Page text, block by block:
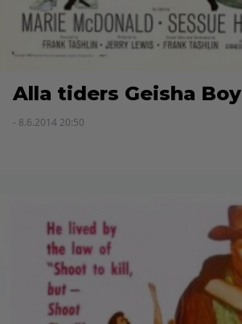
Alla tiders Geisha Boy
- 8.6.2014 20:50